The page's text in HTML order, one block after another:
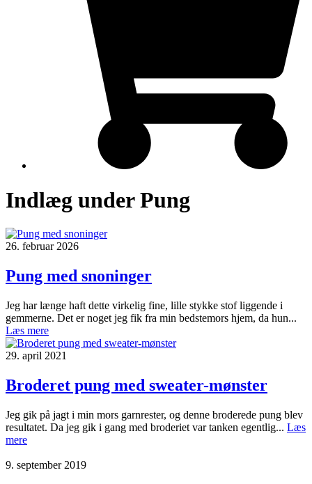
Indlæg under Pung
26. februar 2026
Pung med snoninger
Jeg har længe haft dette virkelig fine, lille stykke stof liggende i
gemmerne. Det er noget jeg fik fra min bedstemors hjem, da hun...
Læs mere
29. april 2021
Broderet pung med sweater-mønster
Jeg gik på jagt i min mors garnrester, og denne broderede pung blev
resultatet. Da jeg gik i gang med broderiet var tanken egentlig... Læs
mere
9. september 2019